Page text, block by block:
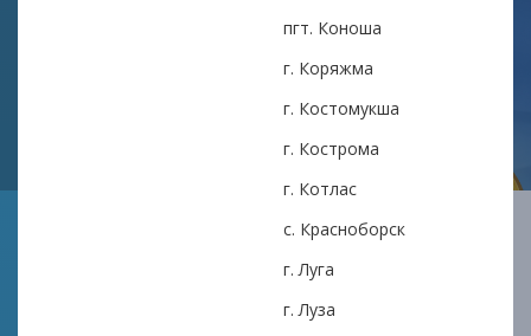
Деньги до зарплаты в
Костомукше: как закрыть
срочные расходы и что важно
пгт. Коноша
г. Коряжма
г. Костомукша
г. Кострома
г. Котлас
с. Красноборск
г. Луга
г. Луза